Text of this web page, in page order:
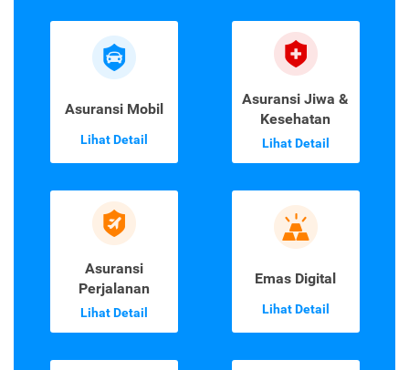
Asuransi Mobil
Lihat Detail
Asuransi Jiwa &
Kesehatan
Lihat Detail
Asuransi
Perjalanan
Lihat Detail
Emas Digital
Lihat Detail